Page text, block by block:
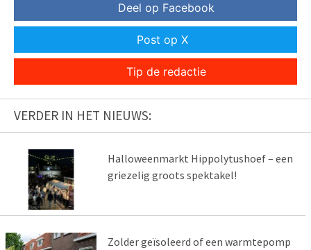
Deel op Facebook
Post op X
Tip de redactie
VERDER IN HET NIEUWS:
Halloweenmarkt Hippolytushoef – een
griezelig groots spektakel!
Zolder geïsoleerd of een warmtepomp